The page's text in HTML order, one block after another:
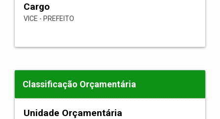
Cargo
VICE - PREFEITO
Classificação Orçamentária
Unidade Orçamentária